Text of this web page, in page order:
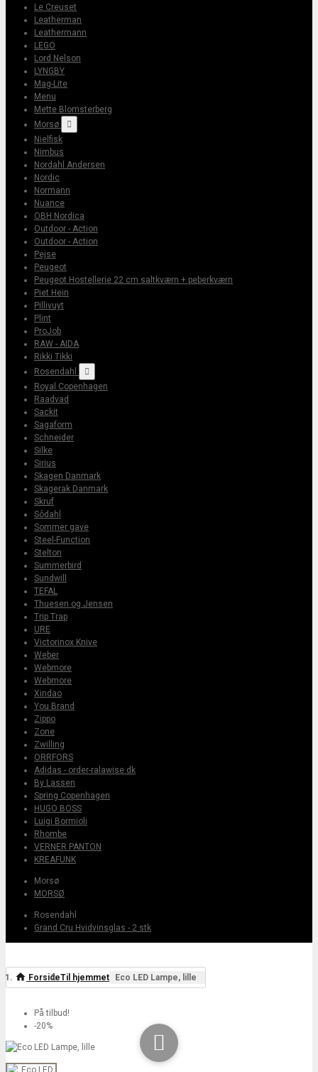
Le Creuset
Leatherman
Leathermann
LEGO
Lord Nelson
LYNGBY
Mag-Lite
Menu
Mette Blomsterberg
Morsø

Nielfisk
Nimbus
Nordahl Andersen
Nordic
Normann
Nuance
OBH Nordica
Outdoor - Action
Outdoor - Action
Pejse
Peugeot
Peugeot Hostellerie 22 cm saltkværn + peberkværn
Piet Hein
Pillivuyt
Plint
ProJob
RAW - AIDA
Rikki Tikki
Rosendahl

Royal Copenhagen
Raadvad
Sackit
Sagaform
Schneider
Silke
Sirius
Skagen Danmark
Skagerak Danmark
Skruf
Sôdahl
Sommer gave
Steel-Function
Stelton
Summerbird
Sundwill
TEFAL
Thuesen og Jensen
Trip Trap
URE
Victorinox Knive
Weber
Webmore
Webmore
Xindao
You Brand
Zippo
Zone
Zwilling
ORRFORS
Adidas - order-ralawise.dk
By Lassen
Spring Copenhagen
HUGO BOSS
Luigi Bormioli
Rhombe
VERNER PANTON
KREAFUNK
Morsø
MORSØ
Rosendahl
Grand Cru Hvidvinsglas - 2 stk
ForsideTil hjemmet Eco LED Lampe, lille
På tilbud!
-20%
